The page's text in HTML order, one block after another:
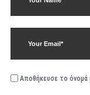
Αποθήκευσε το όνομά